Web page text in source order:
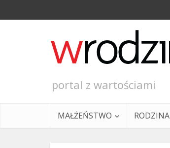
portal z wartościami
MAŁŻEŃSTWO RODZINA